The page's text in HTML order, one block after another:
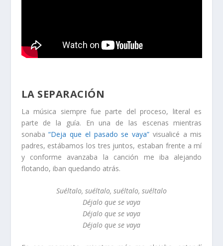
LA SEPARACIÓN
La música siempre fue parte del proceso, literal es
parte de la guía. En una de las escenas mientras
sonaba“Deja que el pasado se vaya” visualicé a mis
padres, estábamos los tres juntos, estaban frente a mí
y conforme avanzaba la canción me iba alejando
flotando, iban quedando atrás.
Suéltalo, suéltalo, suéltalo, suéltalo
Déjalo que se vaya
Déjalo que se vaya
Déjalo que se vaya